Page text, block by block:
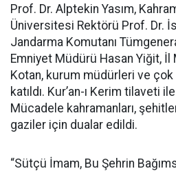
Prof. Dr. Alptekin Yasım,
Üniversitesi Rektörü Prof. Dr.
Jandarma Komutanı
Emniyet Müdürü Hasan Yiğit,
Kotan, kurum müdürleri ve çok
katıldı. Kur’an-ı Kerim tilaveti
Mücadele kahramanları,
gaziler için dualar edildi.
“Sütçü İmam, Bu Şehrin